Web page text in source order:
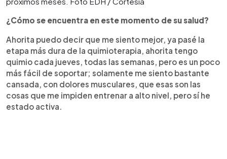
¿Cómo se encuentra en este momento de su salud?
Ahorita puedo decir que me siento mejor, ya pasé la
etapa más dura de la quimioterapia, ahorita tengo
quimio cada jueves, todas las semanas, pero es un poco
más fácil de soportar; solamente me siento bastante
cansada, con dolores musculares, que esas son las
cosas que me impiden entrenar a alto nivel, pero sí he
estado activa.